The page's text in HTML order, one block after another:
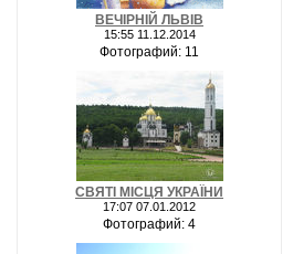
ВЕЧІРНІЙ ЛЬВІВ
15:55 11.12.2014
Фотографий: 11
СВЯТІ МІСЦЯ УКРАЇНИ
17:07 07.01.2012
Фотографий: 4